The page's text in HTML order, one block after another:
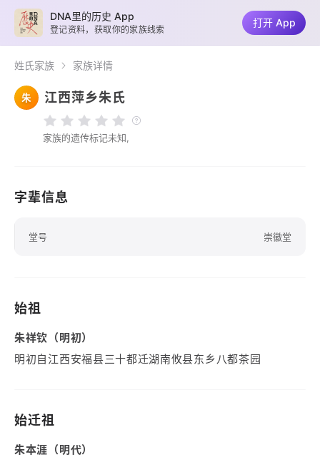
姓氏家族 家族详情
朱 江西萍乡朱氏
家族的遗传标记未知,
字辈信息
堂号 崇徽堂
始祖
朱祥钦（明初）
明初自江西安福县三十都迁湖南攸县东乡八都茶园
始迁祖
朱本涯（明代）
DNA里的历史 App
登记资料，获取你的家族线索
打开 App